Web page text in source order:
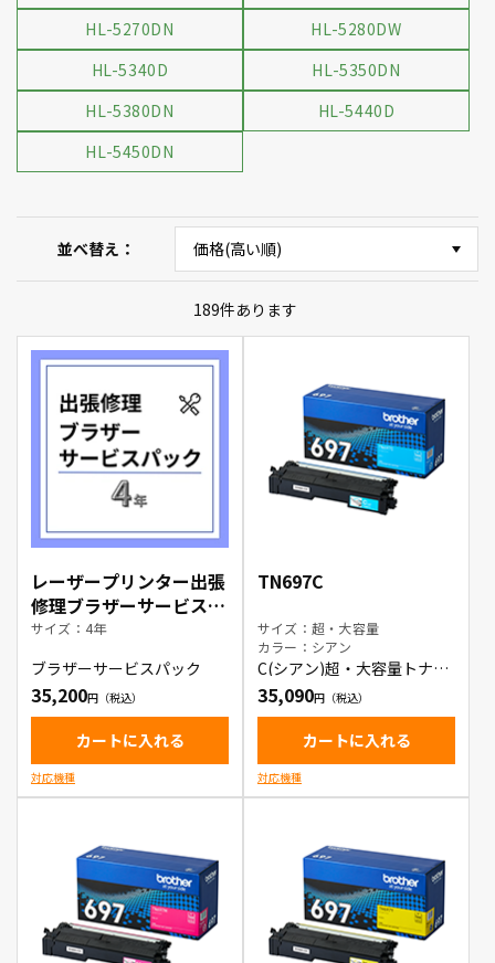
HL-5270DN
HL-5280DW
HL-5340D
HL-5350DN
HL-5380DN
HL-5440D
HL-5450DN
並べ替え
189件あります
レーザープリンター出張
修理ブラザーサービスパ
ック4年
サイズ：4年
ブラザーサービスパック
35,200
カートに入れる
対応機種
TN697C
サイズ：超・大容量
カラー：シアン
C(シアン)超・大容量トナー
カートリッジ
35,090
カートに入れる
対応機種